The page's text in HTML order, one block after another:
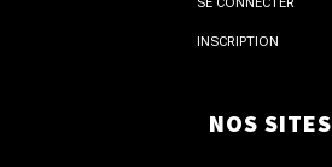
SE CONNECTER
INSCRIPTION
NOS SITES